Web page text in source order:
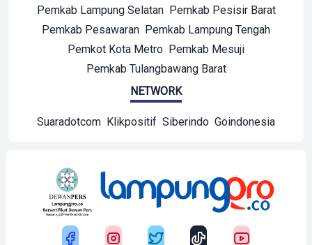
Pemkab Lampung Selatan Pemkab Pesisir Barat
Pemkab Pesawaran Pemkab Lampung Tengah
Pemkot Kota Metro Pemkab Mesuji
Pemkab Tulangbawang Barat
NETWORK
Suaradotcom Klikpositif Siberindo Goindonesia